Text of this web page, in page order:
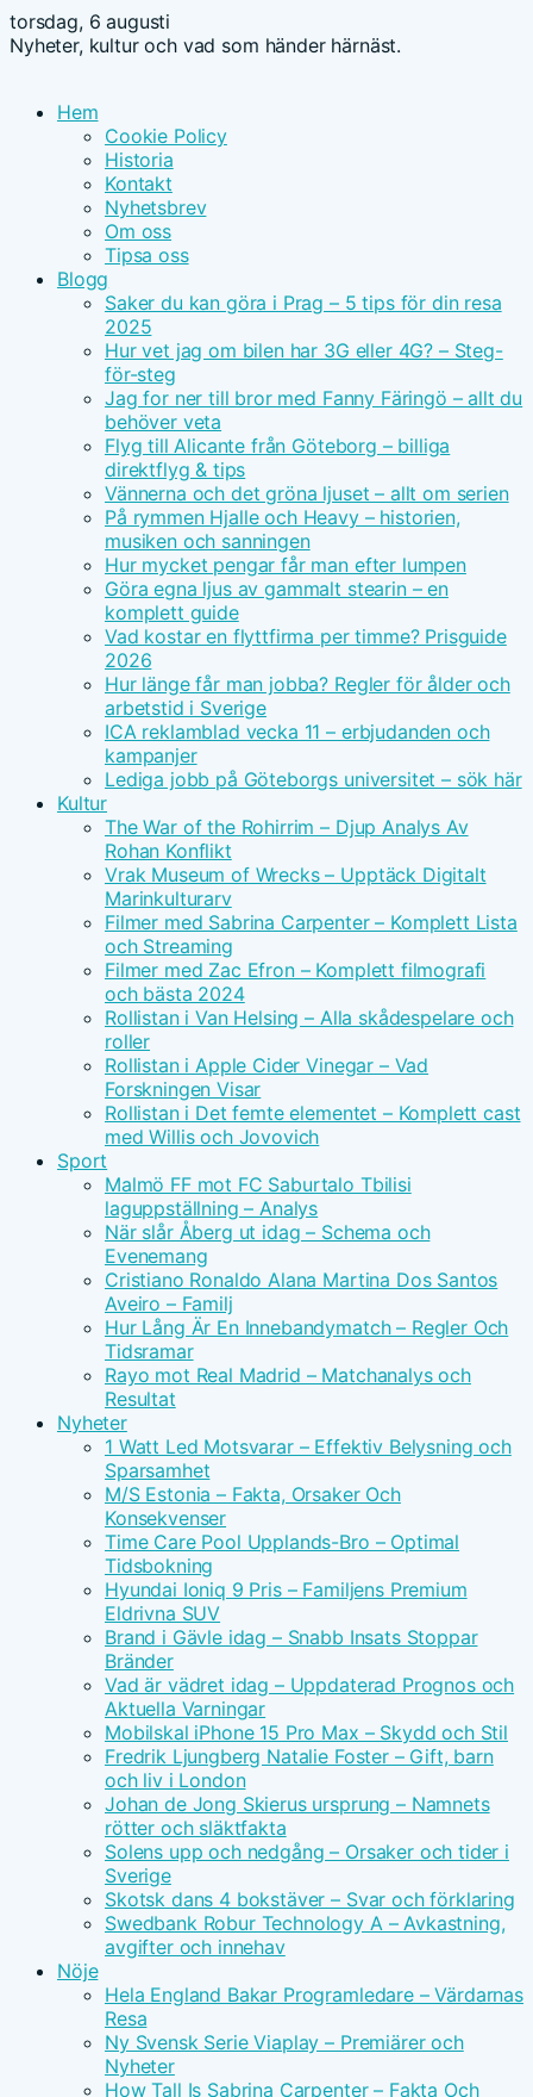
torsdag, 6 augusti
Nyheter, kultur och vad som händer härnäst.
Hem
Cookie Policy
Historia
Kontakt
Nyhetsbrev
Om oss
Tipsa oss
Blogg
Saker du kan göra i Prag – 5 tips för din resa
2025
Hur vet jag om bilen har 3G eller 4G? – Steg-
för-steg
Jag for ner till bror med Fanny Färingö – allt du
behöver veta
Flyg till Alicante från Göteborg – billiga
direktflyg & tips
Vännerna och det gröna ljuset – allt om serien
På rymmen Hjalle och Heavy – historien,
musiken och sanningen
Hur mycket pengar får man efter lumpen
Göra egna ljus av gammalt stearin – en
komplett guide
Vad kostar en flyttfirma per timme? Prisguide
2026
Hur länge får man jobba? Regler för ålder och
arbetstid i Sverige
ICA reklamblad vecka 11 – erbjudanden och
kampanjer
Lediga jobb på Göteborgs universitet – sök här
Kultur
The War of the Rohirrim – Djup Analys Av
Rohan Konflikt
Vrak Museum of Wrecks – Upptäck Digitalt
Marinkulturarv
Filmer med Sabrina Carpenter – Komplett Lista
och Streaming
Filmer med Zac Efron – Komplett filmografi
och bästa 2024
Rollistan i Van Helsing – Alla skådespelare och
roller
Rollistan i Apple Cider Vinegar – Vad
Forskningen Visar
Rollistan i Det femte elementet – Komplett cast
med Willis och Jovovich
Sport
Malmö FF mot FC Saburtalo Tbilisi
laguppställning – Analys
När slår Åberg ut idag – Schema och
Evenemang
Cristiano Ronaldo Alana Martina Dos Santos
Aveiro – Familj
Hur Lång Är En Innebandymatch – Regler Och
Tidsramar
Rayo mot Real Madrid – Matchanalys och
Resultat
Nyheter
1 Watt Led Motsvarar – Effektiv Belysning och
Sparsamhet
M/S Estonia – Fakta, Orsaker Och
Konsekvenser
Time Care Pool Upplands-Bro – Optimal
Tidsbokning
Hyundai Ioniq 9 Pris – Familjens Premium
Eldrivna SUV
Brand i Gävle idag – Snabb Insats Stoppar
Bränder
Vad är vädret idag – Uppdaterad Prognos och
Aktuella Varningar
Mobilskal iPhone 15 Pro Max – Skydd och Stil
Fredrik Ljungberg Natalie Foster – Gift, barn
och liv i London
Johan de Jong Skierus ursprung – Namnets
rötter och släktfakta
Solens upp och nedgång – Orsaker och tider i
Sverige
Skotsk dans 4 bokstäver – Svar och förklaring
Swedbank Robur Technology A – Avkastning,
avgifter och innehav
Nöje
Hela England Bakar Programledare – Värdarnas
Resa
Ny Svensk Serie Viaplay – Premiärer och
Nyheter
How Tall Is Sabrina Carpenter – Fakta Och